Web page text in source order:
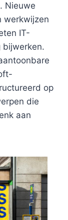
Nieuwe
werkwijzen
IT-
bijwerken.
op
die
aan